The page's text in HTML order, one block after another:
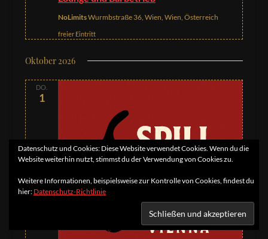
NoLimitsWurmbstraße 36, Wien, Wien, Österreich
freier Eintritt
Oktober 2026
DO.
1
Datenschutz und Cookies: Diese Website verwendet Cookies. Wenn du die
Website weiterhin nutzt, stimmst du der Verwendung von Cookies zu.
Weitere Informationen, beispielsweise zur Kontrolle von Cookies, findest du
hier: Datenschutz-Richtlinie